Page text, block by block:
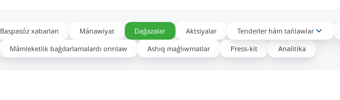
Baspasóz xabarları Mánawiyat Daǵazalar Aktsiyalar Tenderler hám tańlawlar
Mámleketlik baǵdarlamalardı orınlaw Ashıq maǵlıwmatlar Press-kit Analitika